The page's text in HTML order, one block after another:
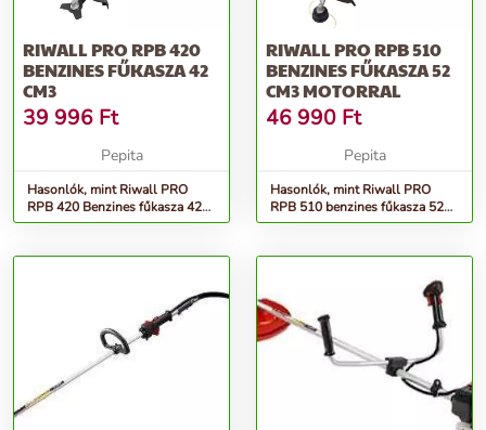
RIWALL PRO RPB 420
BENZINES FŰKASZA 42
CM3
39 996 Ft
Pepita
Hasonlók, mint Riwall PRO
RPB 420 Benzines fűkasza 42
cm3
RIWALL PRO RPB 510
BENZINES FŰKASZA 52
CM3 MOTORRAL
46 990 Ft
Pepita
Hasonlók, mint Riwall PRO
RPB 510 benzines fűkasza 52
cm3 motorral